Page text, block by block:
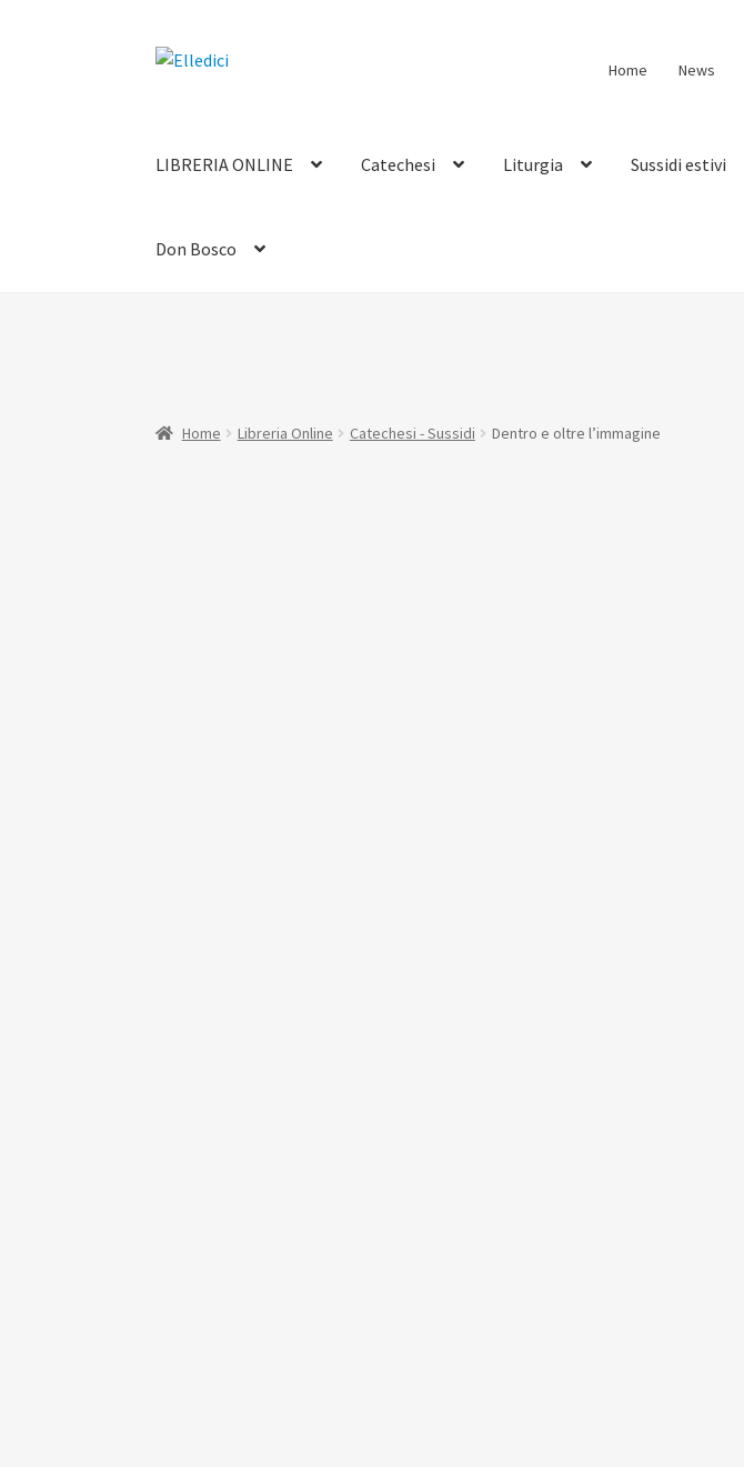
Vai
Vai
Home News
LIBRERIA ONLINE Catechesi Liturgia Sussidi estivi
Don Bosco
Home Libreria Online Catechesi - Sussidi Dentro e oltre l’immagine